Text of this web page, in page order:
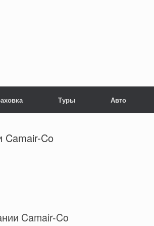
Туры Авто
Camair-Co
Camair-Co